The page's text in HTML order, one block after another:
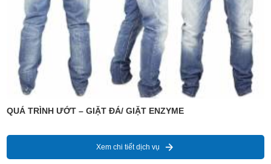
QUÁ TRÌNH ƯỚT – GIẶT ĐÁ/ GIẶT ENZYME
Xem chi tiết dịch vụ